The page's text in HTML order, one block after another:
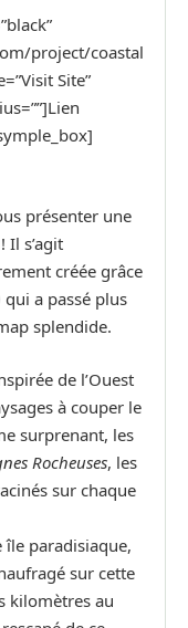
project/coastal
Site”
présenter une
Il s’agit
créée grâce
qui a passé plus
splendide.
de l’Ouest
à couper le
surprenant, les
Rocheuses, les
sur chaque
île paradisiaque,
sur cette
kilomètres au